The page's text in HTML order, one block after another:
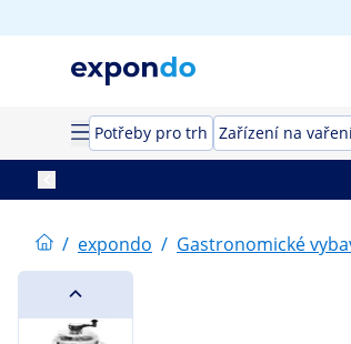
Potřeby pro trh Zařízení na
/ expondo / Gastronomické